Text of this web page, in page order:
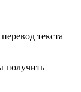
текста
получить